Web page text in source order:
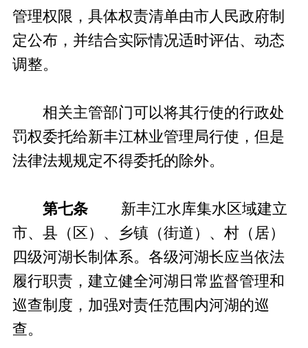
管理权限，具体权责清单由市人民政府制
定公布，并结合实际情况适时评估、动态
调整。
相关主管部门可以将其行使的行政处
罚权委托给新丰江林业管理局行使，但是
法律法规规定不得委托的除外。
第七条 新丰江水库集水区域建立
市、县（区）、乡镇（街道）、村（居）
四级河湖长制体系。各级河湖长应当依法
履行职责，建立健全河湖日常监督管理和
巡查制度，加强对责任范围内河湖的巡
查。